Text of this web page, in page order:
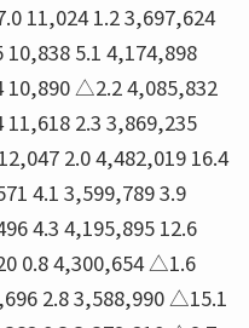
11,024 1.2 3,697,624
10,838 5.1 4,174,898
10,890 △2.2 4,085,832
11,618 2.3 3,869,235
2.0 4,482,019 16.4
4.1 3,599,789 3.9
4.3 4,195,895 12.6
0.8 4,300,654 △1.6
2.8 3,588,990 △15.1